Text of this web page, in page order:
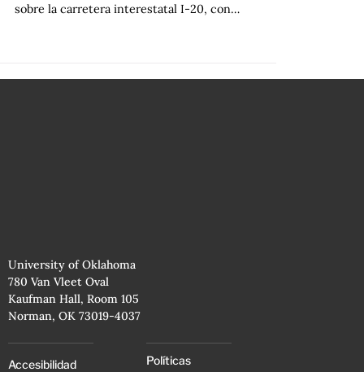
sobre la carretera interestatal I-20, con…
University of Oklahoma
780 Van Vleet Oval
Kaufman Hall, Room 105
Norman, OK 73019-4037
Accesibilidad Políticas